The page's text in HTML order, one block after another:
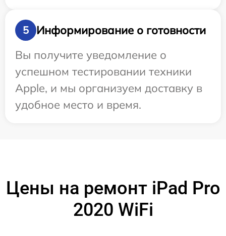
5
Информирование о готовности
Вы получите уведомление о
успешном тестировании техники
Apple, и мы организуем доставку в
удобное место и время.
Цены на ремонт iPad Pro
2020 WiFi